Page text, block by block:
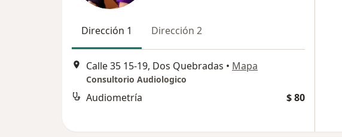
Dirección 1 Dirección 2
Calle 35 15-19, Dos Quebradas • Mapa
Consultorio Audiologico
Audiometría $ 80